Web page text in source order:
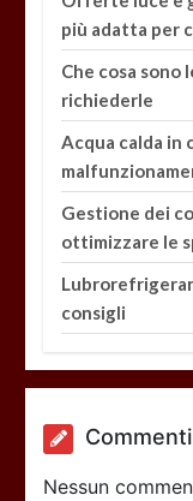
più adatta per
Che cosa sono
richiederle
Acqua calda in
Gestione dei
ottimizzare le
consigli
Nessun